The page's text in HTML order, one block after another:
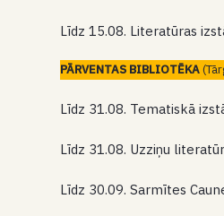
Līdz 15.08. Literatūras
PĀRVENTAS BIBLIOTĒKA
Līdz 31.08. Tematiskā
Līdz 31.08. Uzziņu
Līdz 30.09. Sarmītes